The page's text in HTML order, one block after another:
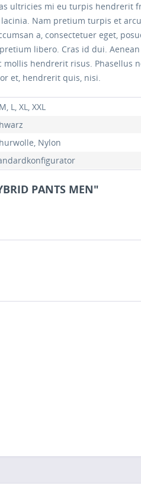
ultricies mi eu turpis
Nam pretium turpis et
a, consectetuer eget,
libero. Cras id dui.
mollis hendrerit risus.
et, hendrerit quis, nisi.
L, XL, XXL
Nylon
PANTS MEN"